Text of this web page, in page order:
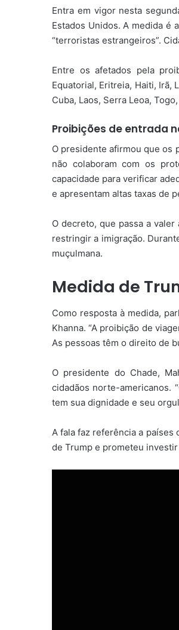
Entra em vigor nesta
Estados Unidos. A medida é
“terroristas estrangeiros”.
Entre os afetados pela
Equatorial, Eritreia, Haiti, Irã,
Cuba, Laos, Serra Leoa,
Proibições de entrada
O presidente afirmou que os
não colaboram com os
capacidade para verificar
e apresentam altas taxas de
O decreto, que passa a
restringir a imigração.
muçulmana.
Medida de
Como resposta à medida,
Khanna. “A proibição de
As pessoas têm o direito de
O presidente do Chade,
cidadãos norte-americanos.
tem sua dignidade e seu
A fala faz referência a países
de Trump e prometeu